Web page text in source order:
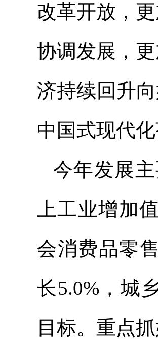
改革开放，
协调发展，
济持续回升
中国式现代
今年发展
上工业增加
会消费品零
长5.0%，城
目标。重点